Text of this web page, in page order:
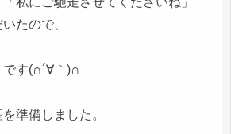
たので、
です(∩´∀｀)∩
準備しました。